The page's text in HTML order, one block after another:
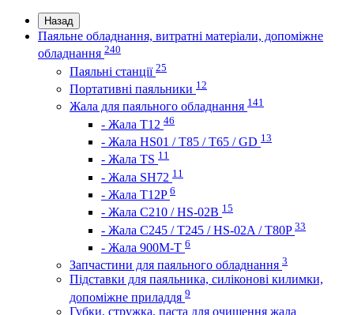
Назад
Паяльне обладнання, витратні матеріали, допоміжне
обладнання 240
Паяльні станції 25
Портативні паяльники 12
Жала для паяльного обладнання 141
- Жала Т12 46
- Жала HS01 / T85 / T65 / GD 13
- Жала TS 11
- Жала SH72 11
- Жала T12P 6
- Жала C210 / HS-02B 15
- Жала C245 / T245 / HS-02A / T80P 33
- Жала 900M-T 6
Запчастини для паяльного обладнання 3
Підставки для паяльника, силіконові килимки,
допоміжне приладдя 9
Губки, стружка, паста для очищення жала